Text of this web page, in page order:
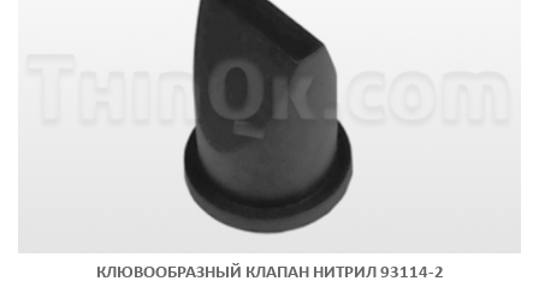
КЛЮВООБРАЗНЫЙ КЛАПАН НИТРИЛ 93114-2